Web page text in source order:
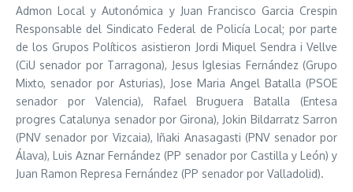
Admon Local y Autonómica y Juan Francisco Garcia Crespin
Responsable del Sindicato Federal de Policía Local; por parte
de los Grupos Políticos asistieron Jordi Miquel Sendra i Vellve
(CiU senador por Tarragona), Jesus Iglesias Fernández (Grupo
Mixto, senador por Asturias), Jose Maria Angel Batalla (PSOE
senador por Valencia), Rafael Bruguera Batalla (Entesa
progres Catalunya senador por Girona), Jokin Bildarratz Sarron
(PNV senador por Vizcaia), Iñaki Anasagasti (PNV senador por
Álava), Luis Aznar Fernández (PP senador por Castilla y León) y
Juan Ramon Represa Fernández (PP senador por Valladolid).